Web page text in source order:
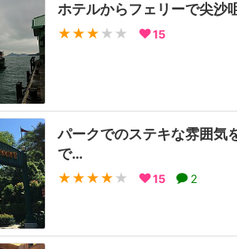
ホテルからフェリーで尖沙
★★★ ★★ 15
パークでのステキな雰囲気
で…
★★★★ ★ 15 2